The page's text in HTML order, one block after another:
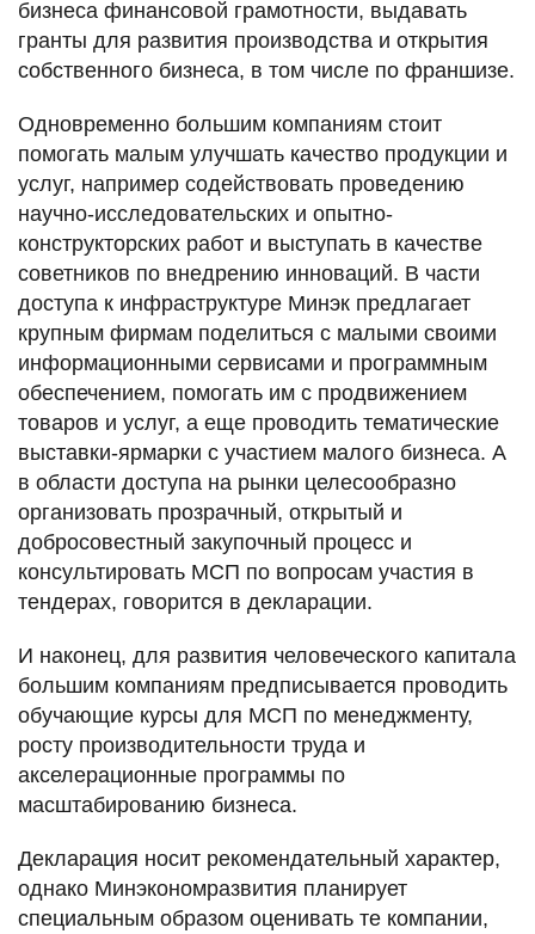
бизнеса финансовой грамотности, выдавать
гранты для развития производства и открытия
собственного бизнеса, в том числе по франшизе.
Одновременно большим компаниям стоит
помогать малым улучшать качество продукции и
услуг, например содействовать проведению
научно-исследовательских и опытно-
конструкторских работ и выступать в качестве
советников по внедрению инноваций. В части
доступа к инфраструктуре Минэк предлагает
крупным фирмам поделиться с малыми своими
информационными сервисами и программным
обеспечением, помогать им с продвижением
товаров и услуг, а еще проводить тематические
выставки-ярмарки с участием малого бизнеса. А
в области доступа на рынки целесообразно
организовать прозрачный, открытый и
добросовестный закупочный процесс и
консультировать МСП по вопросам участия в
тендерах, говорится в декларации.
И наконец, для развития человеческого капитала
большим компаниям предписывается проводить
обучающие курсы для МСП по менеджменту,
росту производительности труда и
акселерационные программы по
масштабированию бизнеса.
Декларация носит рекомендательный характер,
однако Минэкономразвития планирует
специальным образом оценивать те компании,